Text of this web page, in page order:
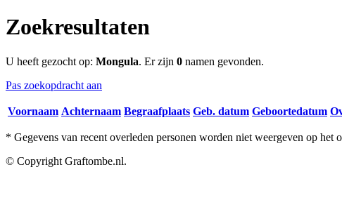
Zoekresultaten
U heeft gezocht op: Mongula. Er zijn 0 namen gevonden.
Pas zoekopdracht aan
Voornaam Achternaam Begraafplaats Geb. datum Geboortedatum
* Gegevens van recent overleden personen worden niet weergeven op het
© Copyright Graftombe.nl.